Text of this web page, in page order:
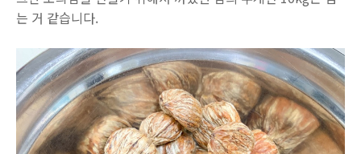
는 거 같습니다.